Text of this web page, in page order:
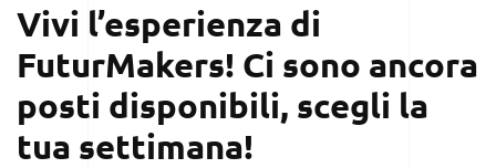
Vivi l’esperienza di
FuturMakers! Ci sono ancora
posti disponibili, scegli la
tua settimana!